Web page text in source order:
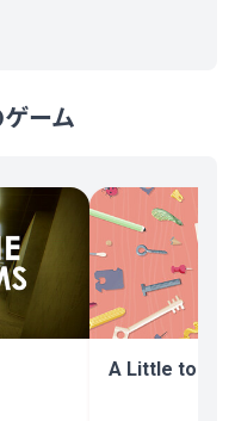
ーム
A Little to